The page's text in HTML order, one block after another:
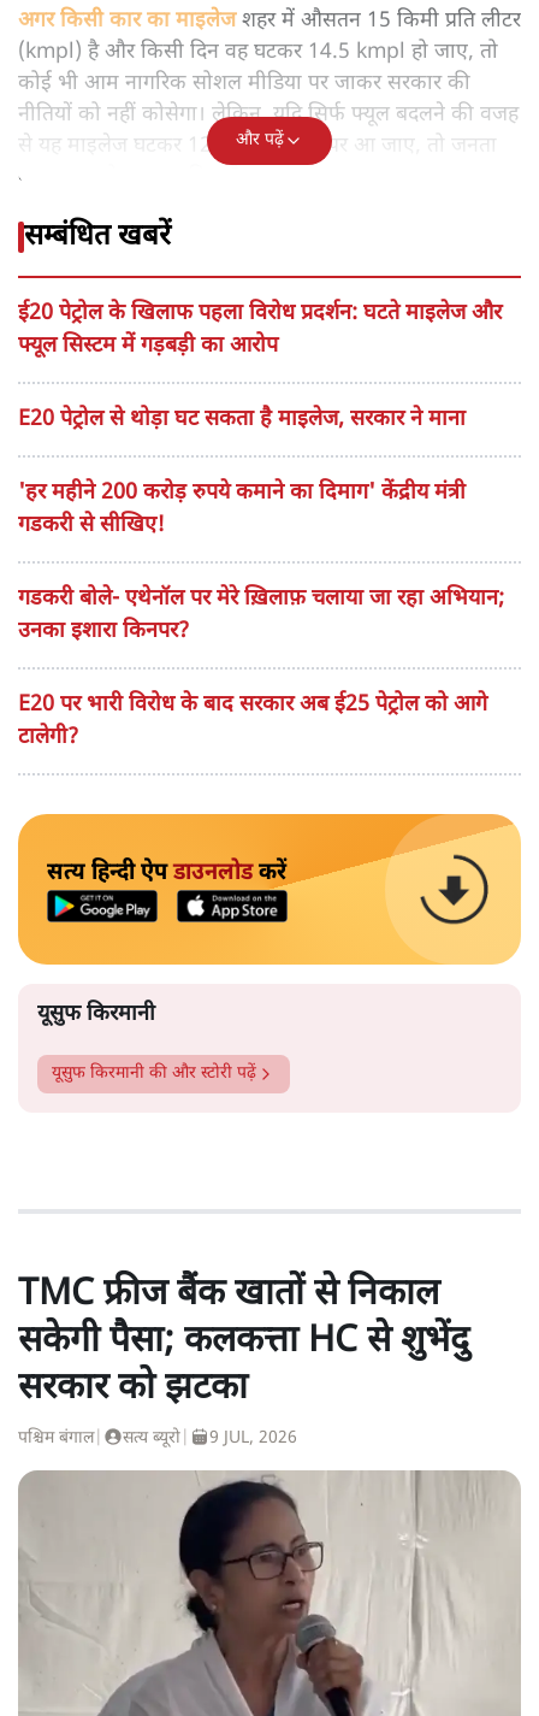
अगर किसी कार का माइलेजशहर में औसतन 15 किमी प्रति लीटर
(kmpl) है और किसी दिन वह घटकर 14.5 kmpl हो जाए, तो
कोई भी आम नागरिक सोशल मीडिया पर जाकर सरकार की
नीतियों को नहीं कोसेगा। लेकिन, यदि सिर्फ फ्यूल बदलने की वजह
से यह माइलेज घटकर 12 या 13 kmpl पर आ जाए, तो जनता
का नाराज होना स्वाभाविक है।
और पढ़ें
सम्बंधित खबरें
ई20 पेट्रोल के खिलाफ पहला विरोध प्रदर्शन: घटते माइलेज और
फ्यूल सिस्टम में गड़बड़ी का आरोप
E20 पेट्रोल से थोड़ा घट सकता है माइलेज, सरकार ने माना
'हर महीने 200 करोड़ रुपये कमाने का दिमाग' केंद्रीय मंत्री
गडकरी से सीखिए!
गडकरी बोले- एथेनॉल पर मेरे ख़िलाफ़ चलाया जा रहा अभियान;
उनका इशारा किनपर?
E20 पर भारी विरोध के बाद सरकार अब ई25 पेट्रोल को आगे
टालेगी?
सत्य हिन्दी ऐपडाउनलोडकरें
यूसुफ किरमानी
यूसुफ किरमानी की और स्टोरी पढ़ें
TMC फ्रीज बैंक खातों से निकाल
सकेगी पैसा; कलकत्ता HC से शुभेंदु
सरकार को झटका
पश्चिम बंगाल| सत्य ब्यूरो 9 JUL, 2026